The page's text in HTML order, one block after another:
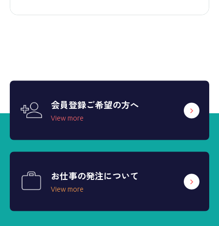
会員登録ご希望の方へ
View more
お仕事の発注について
View more